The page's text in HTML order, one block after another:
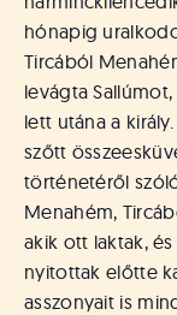
hónapig
Tircából
levágta
lett utána a
szőtt
történetéről
Menahém,
akik ott laktak,
nyitottak előtte
asszonyait is